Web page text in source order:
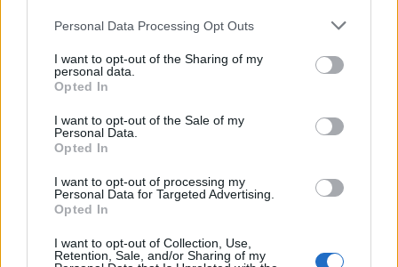
Please note that this website/app uses one or more Google
not limited to your visit or usage behaviour. You may click to
grant or deny consent to Google and its third-party tags to
use your data for below specified purposes in below Google
consent section.
Personal Data Processing Opt Outs
I want to opt-out of the Sharing of my
personal data.
Opted In
I want to opt-out of the Sale of my
Personal Data.
Opted In
I want to opt-out of processing my
Personal Data for Targeted Advertising.
Opted In
I want to opt-out of Collection, Use,
Retention, Sale, and/or Sharing of my
Védekezési módok
Aprólépés csapat•
Ha valaki kertészkedésre adja a fejét, lesz egy
kérdés, amibe hamar bele fog botlani, akármilyen
gazdálkodási irányzatot követ is: hogyan védjem ...